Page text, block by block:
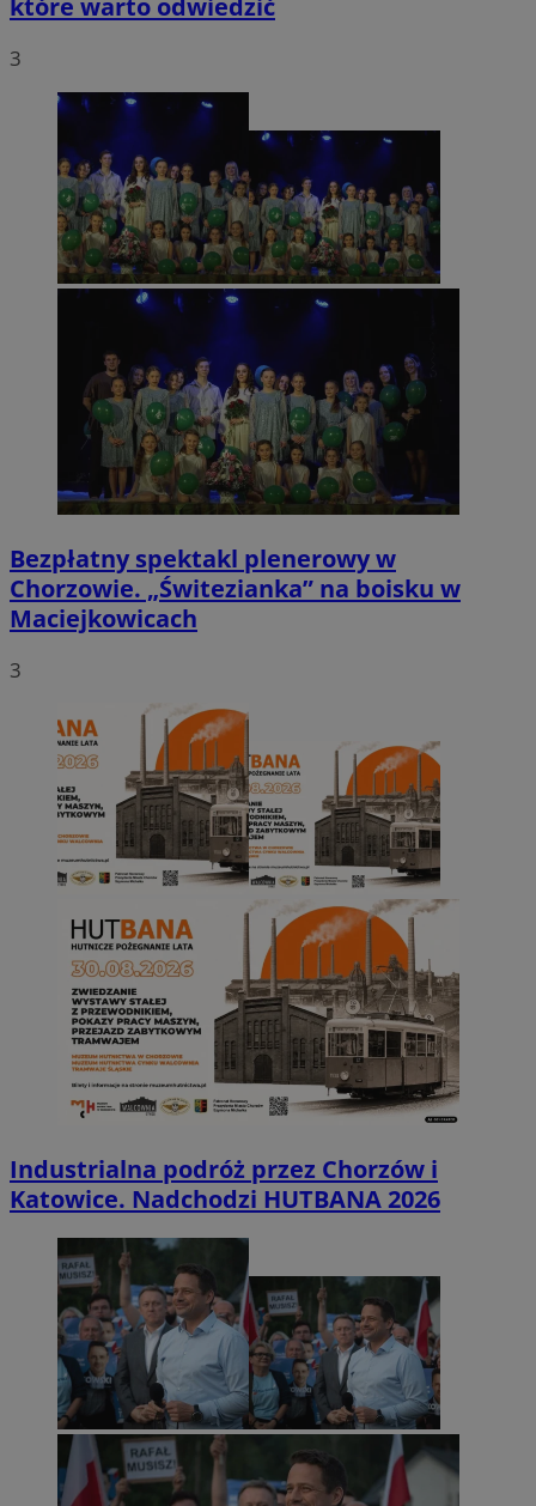
które warto odwiedzić
3
Bezpłatny spektakl plenerowy w
Chorzowie. „Świtezianka” na boisku w
Maciejkowicach
3
Industrialna podróż przez Chorzów i
Katowice. Nadchodzi HUTBANA 2026